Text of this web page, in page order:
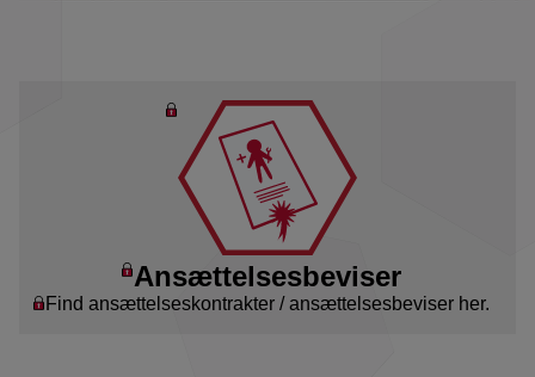
Ansættelsesbeviser
Find ansættelseskontrakter / ansættelsesbeviser her.